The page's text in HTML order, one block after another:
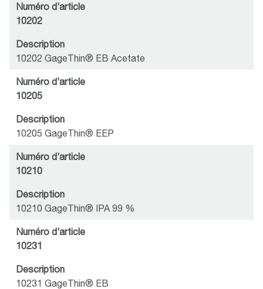
Numéro d’article
10202
Description
10202 GageThin® EB Acetate
Numéro d’article
10205
Description
10205 GageThin® EEP
Numéro d’article
10210
Description
10210 GageThin® IPA 99 %
Numéro d’article
10231
Description
10231 GageThin® EB